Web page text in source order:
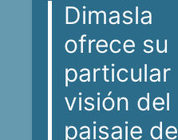
Dimasla
ofrece su
particular
visión del
paisaje de